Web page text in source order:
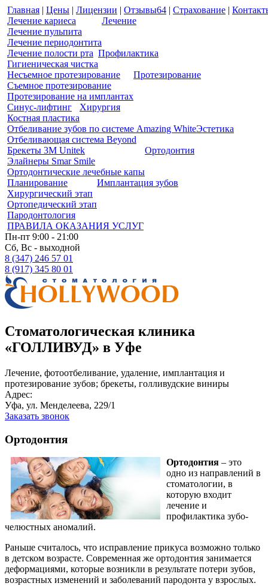
Главная | Цены | Лицензии | Отзывы64 | Страхование |
Лечение
Лечение кариеса
Лечение пульпита
Лечение периодонтита
Профилактика
Лечение полости рта
Гигиеническая чистка
Протезирование
Несъемное протезирование
Съемное протезирование
Протезирование на имплантах
Хирургия
Синус-лифтинг
Костная пластика
Эстетика
Отбеливание зубов по системе Amazing White
Отбеливающая система Beyond
Ортодонтия
Брекеты 3M Unitek
Элайнеры Smar Smile
Ортодонтические лечебные капы
Имплантация зубов
Планирование
Хирургический этап
Ортопедический этап
Пародонтология
ПРАВИЛА ОКАЗАНИЯ УСЛУГ
Пн-пт 9:00 - 21:00
Сб, Вс - выходной
8 (347) 246 57 01
8 (917) 345 80 01
Стоматологическая клиника
«ГОЛЛИВУД» в Уфе
Лечение, фотоотбеливание, удаление, имплантация и
протезирование зубов; брекеты, голливудские виниры
Адрес:
Уфа, ул. Менделеева, 229/1
Заказать звонок
Ортодонтия
Ортодонтия – это
одно из направлений в
стоматологии, в
которую входит
лечение и
профилактика зубо-
челюстных аномалий.
Раньше считалось, что исправление прикуса возможно только
в детском возрасте. Современная же ортодонтия занимается
деформациями, которые возникли в результате потери зубов,
возрастных изменений и заболеваний пародонта у взрослых.